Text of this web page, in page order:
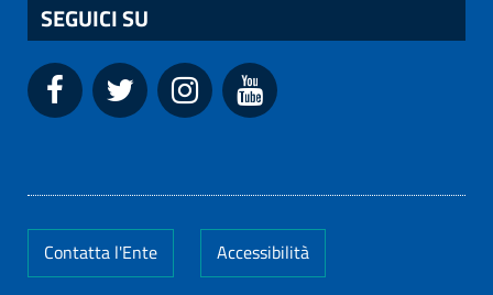
SEGUICI SU
Contatta l'Ente Accessibilità